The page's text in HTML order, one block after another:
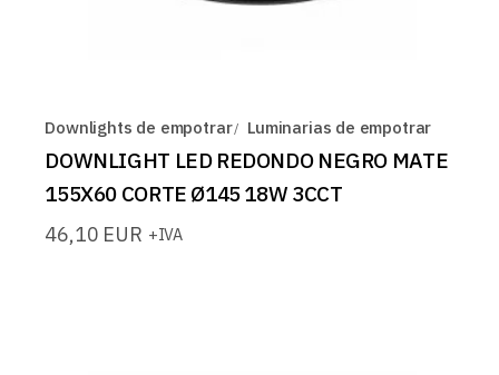
Downlights de empotrar Luminarias de empotrar
DOWNLIGHT LED REDONDO NEGRO MATE
155X60 CORTE Ø145 18W 3CCT
46,10 EUR +IVA